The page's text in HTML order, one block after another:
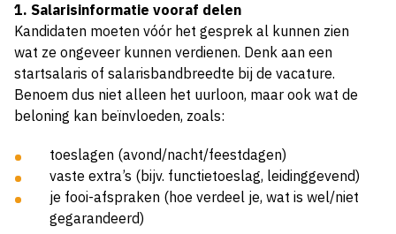
1. Salarisinformatie vooraf delen
Kandidaten moeten vóór het gesprek al kunnen zien
wat ze ongeveer kunnen verdienen. Denk aan een
startsalaris of salarisbandbreedte bij de vacature.
Benoem dus niet alleen het uurloon, maar ook wat de
beloning kan beïnvloeden, zoals:
toeslagen (avond/nacht/feestdagen)
vaste extra’s (bijv. functietoeslag, leidinggevend)
je fooi-afspraken (hoe verdeel je, wat is wel/niet
gegarandeerd)